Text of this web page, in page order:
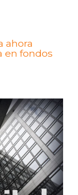
ahora
en fondos